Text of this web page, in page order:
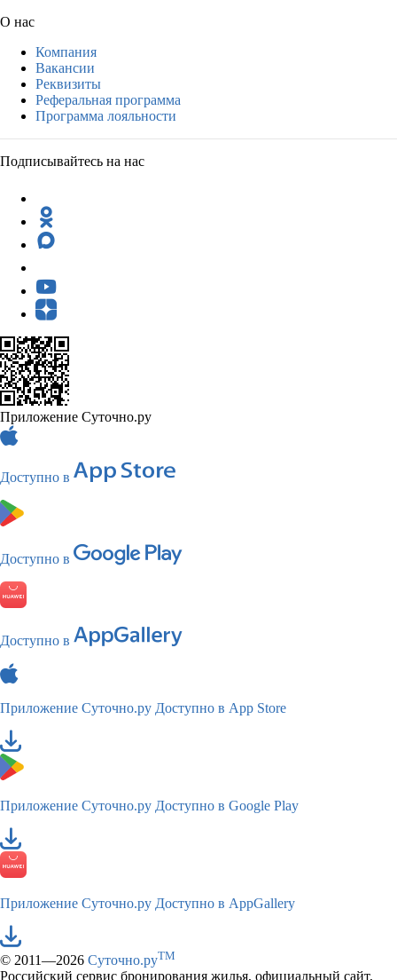
О нас
Компания
Вакансии
Реквизиты
Реферальная программа
Программа лояльности
Подписывайтесь на нас
Приложение Суточно.ру
Доступно в
Доступно в
Доступно в
Приложение Суточно.ру Доступно в App Store
Приложение Суточно.ру Доступно в Google Play
Приложение Суточно.ру Доступно в AppGallery
© 2011—2026 Суточно.руTM
Российский сервис бронирования жилья, официальный сайт,